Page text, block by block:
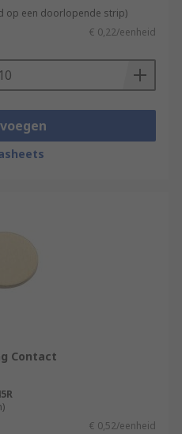
op een doorlopende strip)
€ 0,22/eenheid
Contact
€ 0,52/eenheid